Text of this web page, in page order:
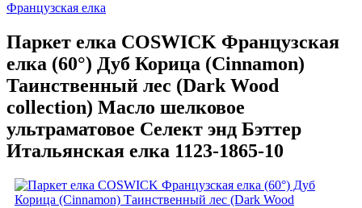
Французская елка
Паркет елка COSWICK Французская
елка (60°) Дуб Корица (Cinnamon)
Таинственный лес (Dark Wood
collection) Масло шелковое
ультраматовое Селект энд Бэттер
Итальянская елка 1123-1865-10